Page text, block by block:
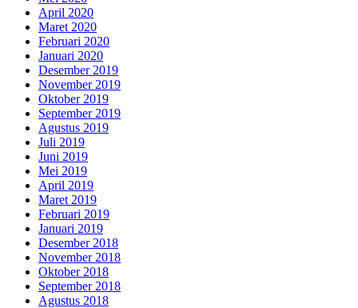
April 2020
Maret 2020
Februari 2020
Januari 2020
Desember 2019
November 2019
Oktober 2019
September 2019
Agustus 2019
Juli 2019
Juni 2019
Mei 2019
April 2019
Maret 2019
Februari 2019
Januari 2019
Desember 2018
November 2018
Oktober 2018
September 2018
Agustus 2018